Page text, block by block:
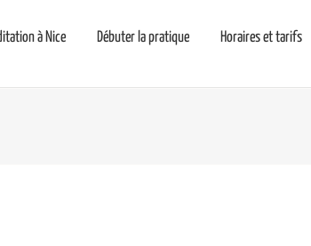
à Nice Débuter la pratique Horaires et tarifs